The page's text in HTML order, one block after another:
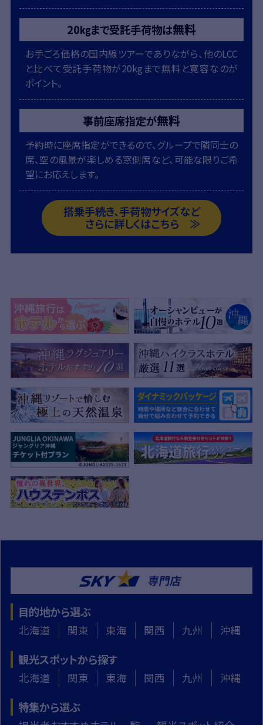
搭乗手続き、手荷物サイズなど
さらに詳しくはこちら ≫
20㎏まで受託手荷物は無料
お手ごろ価格の国内線ツアーでありながら、他のLCC
と比べて受託手荷物が20kgまで無料と寛容なのが
ポイント。
事前座席指定が無料
予約時に座席指定ができるので、グループで隣同士の
席、空の風景が楽しめる窓側席など、可能な限りご希
望にお応えします。
目的地から選ぶ
北海道 関東 東海 関西 九州 沖縄
観光スポットから探す
北海道 関東 東海 関西 九州 沖縄
特集から選ぶ